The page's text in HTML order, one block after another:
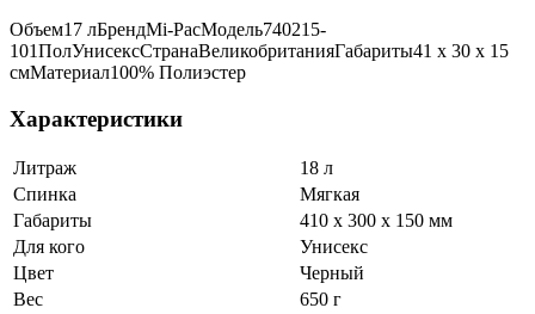
Объем17 лБрендMi-PacМодель740215-
101ПолУнисексСтранаВеликобританияГабариты41 x 30 x 15
смМатериал100% Полиэстер
Характеристики
Литраж
18 л
Спинка
Мягкая
Габариты
410 x 300 x 150 мм
Для кого
Унисекс
Цвет
Черный
Вес
650 г